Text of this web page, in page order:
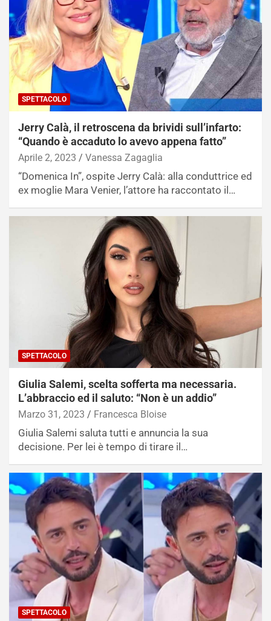
SPETTACOLO
Jerry Calà, il retroscena da brividi sull’infarto:
“Quando è accaduto lo avevo appena fatto”
Aprile 2, 2023 Vanessa Zagaglia
“Domenica In”, ospite Jerry Calà: alla conduttrice ed
ex moglie Mara Venier, l’attore ha raccontato il…
SPETTACOLO
Giulia Salemi, scelta sofferta ma necessaria.
L’abbraccio ed il saluto: “Non è un addio”
Marzo 31, 2023 Francesca Bloise
Giulia Salemi saluta tutti e annuncia la sua
decisione. Per lei è tempo di tirare il…
SPETTACOLO